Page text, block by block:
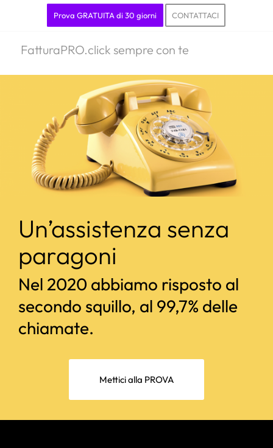
Prova GRATUITA di 30 giorni CONTATTACI
FatturaPRO.click sempre con te
Un’assistenza senza
paragoni
Nel 2020 abbiamo risposto al
secondo squillo, al 99,7% delle
chiamate.
Mettici alla PROVA